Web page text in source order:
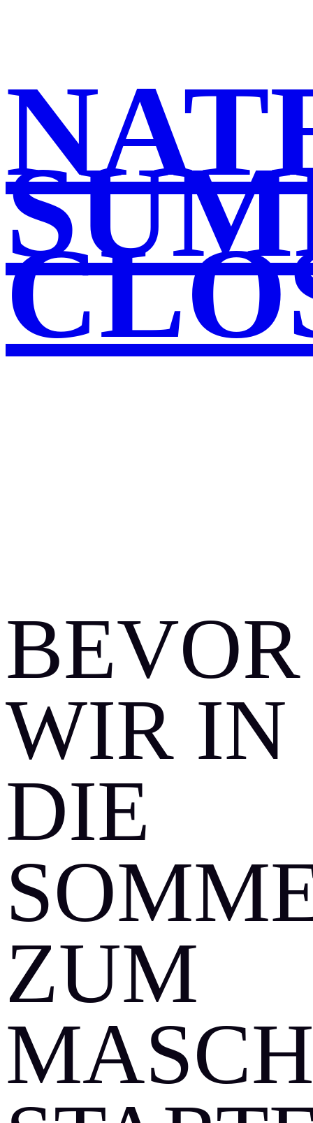
BEVOR
WIR IN
DIE
ZUM